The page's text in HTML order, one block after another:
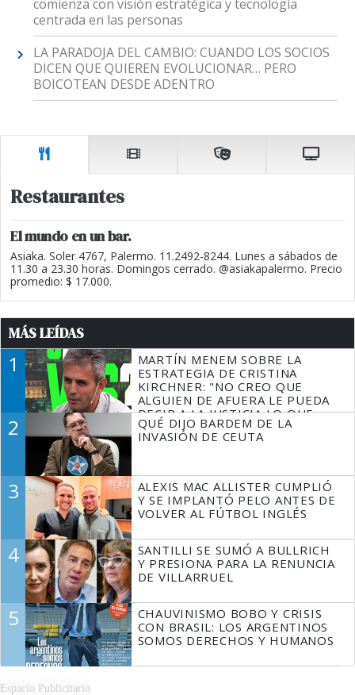
comienza con visión estratégica y tecnología
centrada en las personas
LA PARADOJA DEL CAMBIO: CUANDO LOS SOCIOS
DICEN QUE QUIEREN EVOLUCIONAR… PERO
BOICOTEAN DESDE ADENTRO
Restaurantes
El mundo en un bar.
Asiaka. Soler 4767, Palermo. 11.2492-8244. Lunes a sábados de
11.30 a 23.30 horas. Domingos cerrado. @asiakapalermo. Precio
promedio: $ 17.000.
MÁS LEÍDAS
1
MARTÍN MENEM SOBRE LA
ESTRATEGIA DE CRISTINA
KIRCHNER: "NO CREO QUE
ALGUIEN DE AFUERA LE PUEDA
DECIR A LA JUSTICIA LO QUE
TIENE QUE HACER"
2
QUÉ DIJO BARDEM DE LA
INVASIÓN DE CEUTA
3
ALEXIS MAC ALLISTER CUMPLIÓ
Y SE IMPLANTÓ PELO ANTES DE
VOLVER AL FÚTBOL INGLÉS
4
SANTILLI SE SUMÓ A BULLRICH
Y PRESIONA PARA LA RENUNCIA
DE VILLARRUEL
5
CHAUVINISMO BOBO Y CRISIS
CON BRASIL: LOS ARGENTINOS
SOMOS DERECHOS Y HUMANOS
Espacio Publicitario